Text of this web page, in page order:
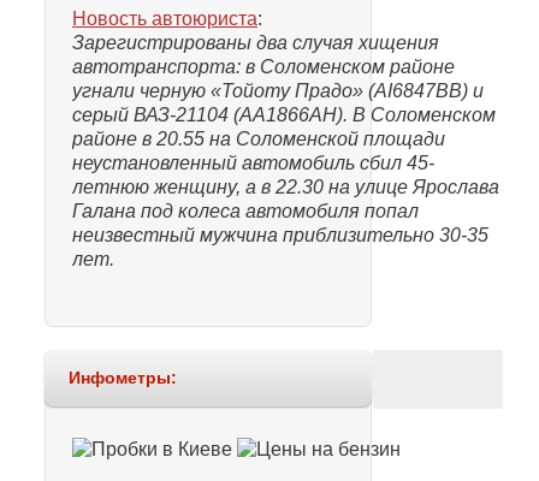
Новость автоюриста:
Зарегистрированы два случая хищения
автотранспорта: в Соломенском районе
угнали черную «Тойоту Прадо» (АI6847ВВ) и
серый ВАЗ-21104 (АА1866АН). В Соломенском
районе в 20.55 на Соломенской площади
неустановленный автомобиль сбил 45-
летнюю женщину, а в 22.30 на улице Ярослава
Галана под колеса автомобиля попал
неизвестный мужчина приблизительно 30-35
лет.
Инфометры: